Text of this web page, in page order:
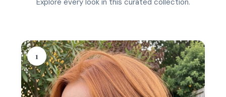
1